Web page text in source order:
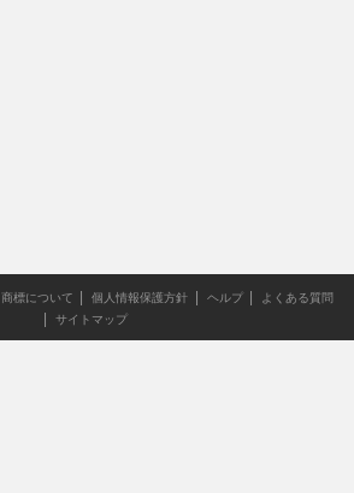
商標について 個人情報保護方針 ヘルプ
よくある質問
サイトマップ